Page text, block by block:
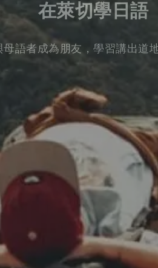
在萊切學日語
母語者成為朋友，學習講出道